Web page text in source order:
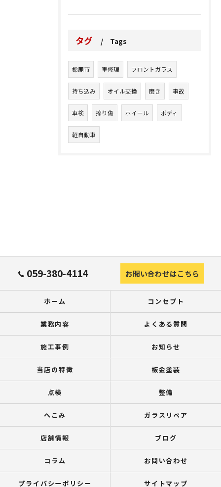
タグ Tags
鈴鹿市 車修理 フロントガラス
持ち込み オイル交換 磨き 事故
車検 擦り傷 ホイール ボディ
軽自動車
059-380-4114 お問い合わせはこちら
ホーム コンセプト
業務内容 よくある質問
施工事例 お知らせ
当店の特徴 板金塗装
点検 整備
へこみ ガラスリペア
店舗情報 ブログ
コラム お問い合わせ
プライバシーポリシー サイトマップ